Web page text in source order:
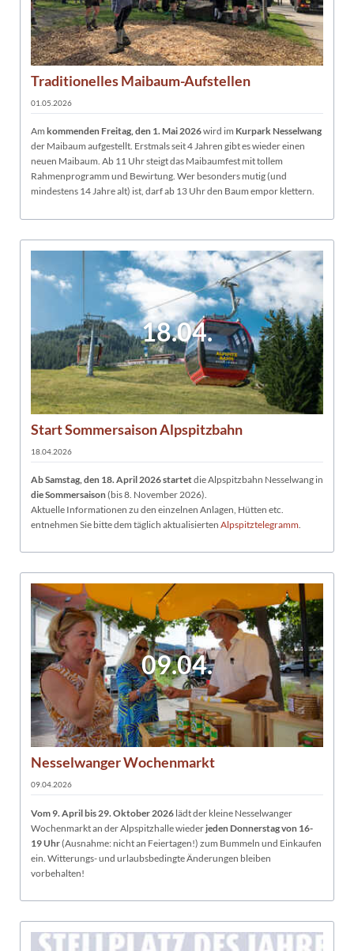
Traditionelles Maibaum-Aufstellen
01.05.2026
Am kommenden Freitag, den 1. Mai 2026wird im Kurpark Nesselwang
der Maibaum aufgestellt. Erstmals seit 4 Jahren gibt es wieder einen
neuen Maibaum. Ab 11 Uhr steigt das Maibaumfest mit tollem
Rahmenprogramm und Bewirtung. Wer besonders mutig (und
mindestens 14 Jahre alt) ist, darf ab 13 Uhr den Baum empor klettern.
18.04.
Start Sommersaison Alpspitzbahn
18.04.2026
Ab Samstag, den 18. April 2026 startetdie Alpspitzbahn Nesselwang in
die Sommersaison(bis 8. November 2026).
Aktuelle Informationen zu den einzelnen Anlagen, Hütten etc.
entnehmen Sie bitte dem täglich aktualisierten Alpspitztelegramm.
09.04.
Nesselwanger Wochenmarkt
09.04.2026
Vom 9. April bis 29. Oktober 2026 lädt der kleine Nesselwanger
Wochenmarkt an der Alpspitzhalle wiederjeden Donnerstag von 16-
19 Uhr(Ausnahme: nicht an Feiertagen!) zum Bummeln und Einkaufen
ein. Witterungs- und urlaubsbedingte Änderungen bleiben
vorbehalten!